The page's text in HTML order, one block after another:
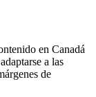
en Canadá
a las
de